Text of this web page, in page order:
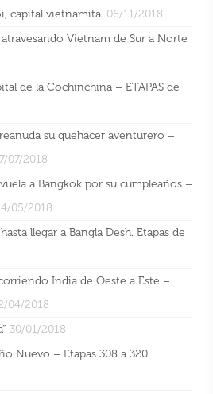
capital vietnamita. 06/11/2018
Vietnam de Sur a Norte
de la Cochinchina – ETAPAS de
su quehacer aventurero –
07/2018
a Bangkok por su cumpleaños –
05/2018
llegar a Bangla Desh. Etapas de
India de Oeste a Este –
04/2018
30/01/2018
Nuevo – Etapas 308 a 320